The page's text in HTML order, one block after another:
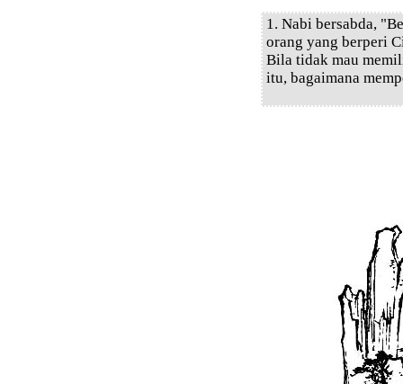
1. Nabi bersabda,
orang yang berperi
Bila tidak mau
itu, bagaimana